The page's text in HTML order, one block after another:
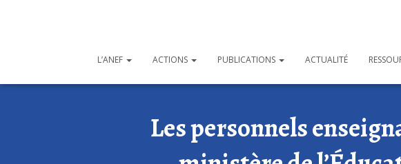
L’ANEF ACTIONS PUBLICATIONS ACTUALITÉ
Les personnels